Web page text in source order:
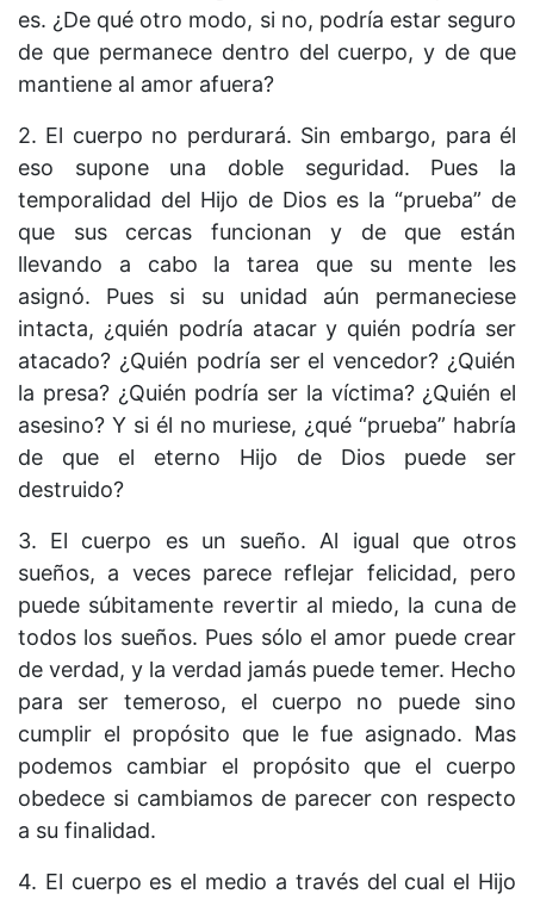
es. ¿De qué otro modo, si no, podría estar seguro
de que permanece dentro del cuerpo, y de que
mantiene al amor afuera?
2. El cuerpo no perdurará. Sin embargo, para él
eso supone una doble seguridad. Pues la
temporalidad del Hijo de Dios es la “prueba” de
que sus cercas funcionan y de que están
llevando a cabo la tarea que su mente les
asignó. Pues si su unidad aún permaneciese
intacta, ¿quién podría atacar y quién podría ser
atacado? ¿Quién podría ser el vencedor? ¿Quién
la presa? ¿Quién podría ser la víctima? ¿Quién el
asesino? Y si él no muriese, ¿qué “prueba” habría
de que el eterno Hijo de Dios puede ser
destruido?
3. El cuerpo es un sueño. Al igual que otros
sueños, a veces parece reflejar felicidad, pero
puede súbitamente revertir al miedo, la cuna de
todos los sueños. Pues sólo el amor puede crear
de verdad, y la verdad jamás puede temer. Hecho
para ser temeroso, el cuerpo no puede sino
cumplir el propósito que le fue asignado. Mas
podemos cambiar el propósito que el cuerpo
obedece si cambiamos de parecer con respecto
a su finalidad.
4. El cuerpo es el medio a través del cual el Hijo